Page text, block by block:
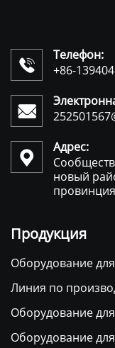

Телефон:
+86-


Адрес:
новый
Продукция
Оборудование
Линия по
Оборудование
Оборудование